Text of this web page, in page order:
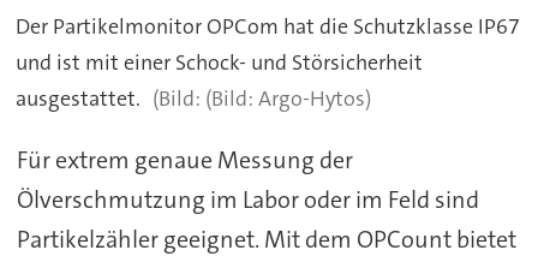
Der Partikelmonitor OPCom hat die Schutzklasse IP67
und ist mit einer Schock- und Störsicherheit
ausgestattet.
(Bild: Argo-Hytos)
Für extrem genaue Messung der
Ölverschmutzung im Labor oder im Feld sind
Partikelzähler geeignet. Mit dem OPCount bietet